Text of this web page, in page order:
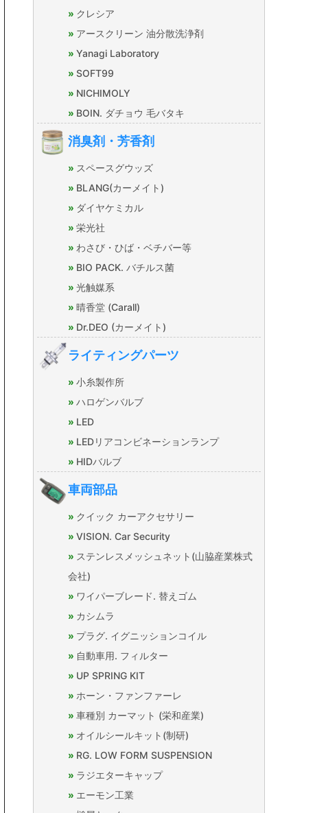
クレシア
アースクリーン 油分散洗浄剤
Yanagi Laboratory
SOFT99
NICHIMOLY
BOIN. ダチョウ 毛バタキ
消臭剤・芳香剤
スペースグウッズ
BLANG(カーメイト)
ダイヤケミカル
栄光社
わさび・ひば・ベチバー等
BIO PACK. バチルス菌
光触媒系
晴香堂 (Carall)
Dr.DEO (カーメイト)
ライティングパーツ
小糸製作所
ハロゲンバルブ
LED
LEDリアコンビネーションランプ
HIDバルブ
車両部品
クイック カーアクセサリー
VISION. Car Security
ステンレスメッシュネット(山脇産業株式
会社)
ワイパーブレード. 替えゴム
カシムラ
プラグ. イグニッションコイル
自動車用. フィルター
UP SPRING KIT
ホーン・ファンファーレ
車種別 カーマット (栄和産業)
オイルシールキット(制研)
RG. LOW FORM SUSPENSION
ラジエターキャップ
エーモン工業